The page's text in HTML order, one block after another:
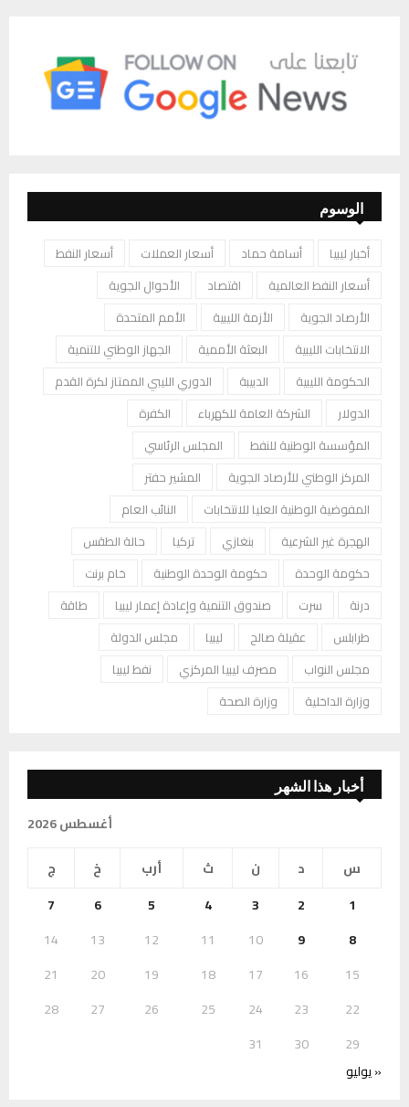
الوسوم
أخبار ليبيا أسامة حماد أسعار العملات
أسعار النفط
أسعار النفط العالمية
اقتصاد
الأحوال الجوية
الأرصاد الجوية
الأزمة الليبية
الأمم المتحدة
الانتخابات الليبية
البعثة الأممية
الجهاز الوطني للتنمية
الحكومة الليبية
الدبيبة
الدوري الليبي الممتاز لكرة القدم
الدولار
الشركة العامة للكهرباء
الكفرة
المؤسسة الوطنية للنفط
المجلس الرئاسي
المركز الوطني للأرصاد الجوية
المشير حفتر
المفوضية الوطنية العليا للانتخابات
النائب العام
الهجرة غير الشرعية
بنغازي تركيا
حالة الطقس
حكومة الوحدة
حكومة الوحدة الوطنية
خام برنت
درنة
سرت صندوق التنمية وإعادة إعمار ليبيا
طاقة
طرابلس
عقيلة صالح ليبيا
مجلس الدولة
مجلس النواب
مصرف ليبيا المركزي
نفط ليبيا
وزارة الداخلية
وزارة الصحة
أخبار هذا الشهر
أغسطس 2026
س
د ن ث أرب خ
ج
1
2
3
4
5
6
7
8
9
10
11
12
13
14
15
16
17
18
19
20
21
22
23
24
25
26
27
28
29
30
31
« يوليو